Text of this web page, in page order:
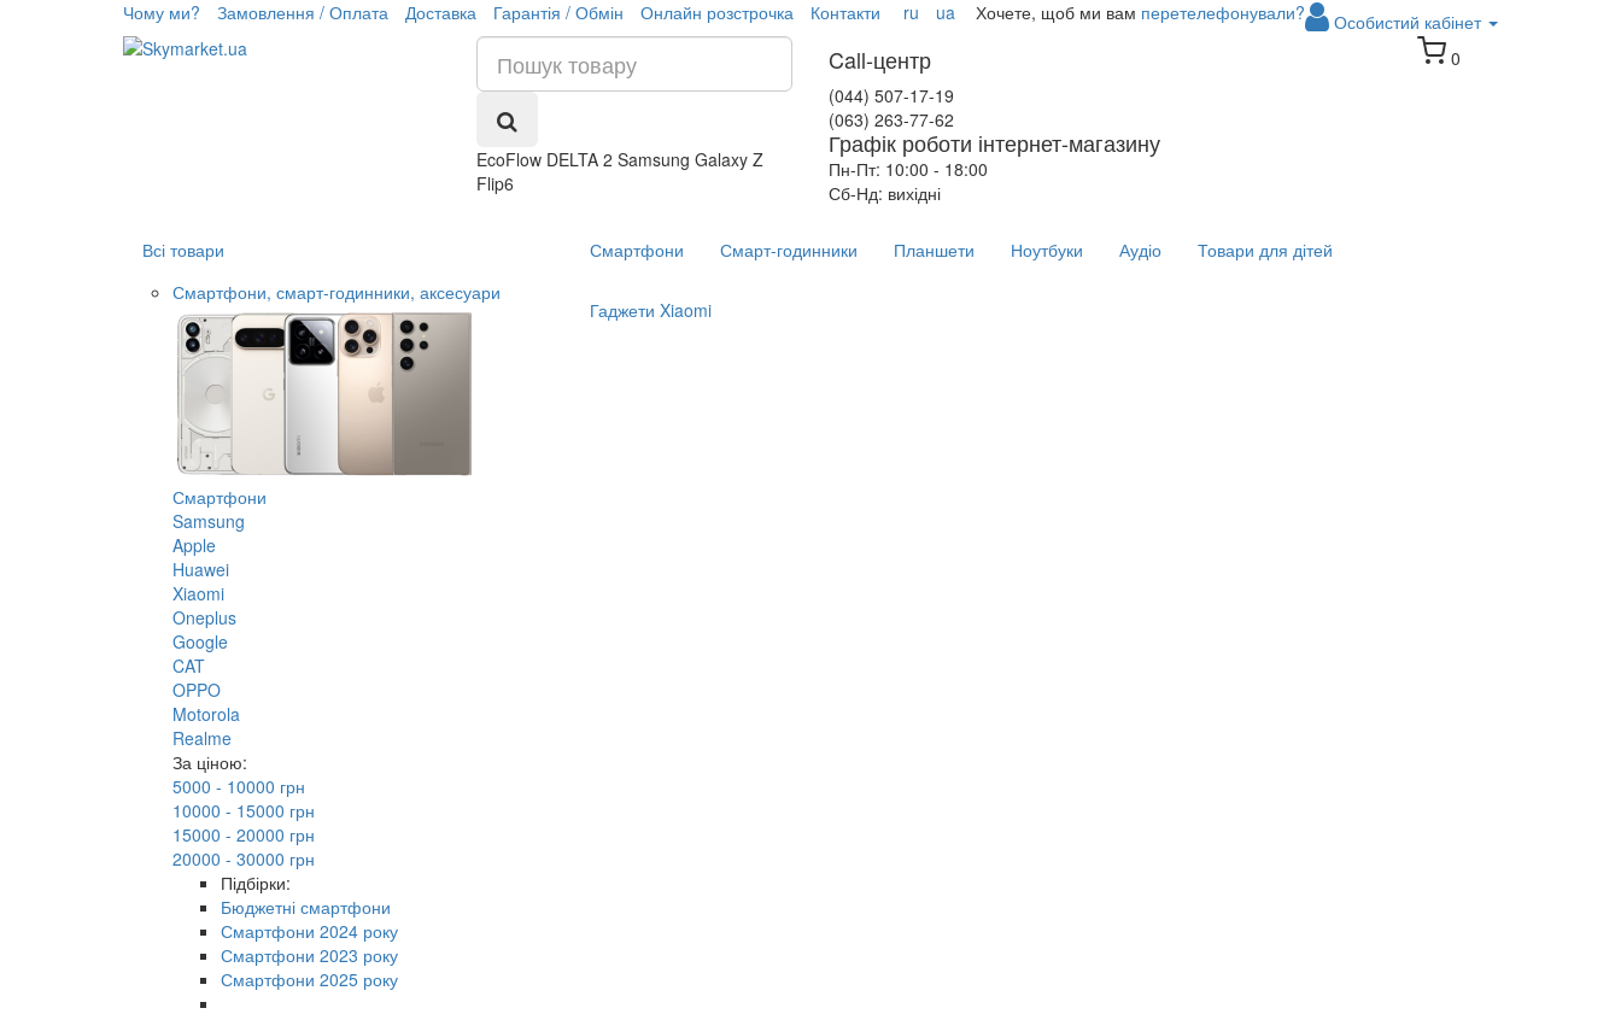
Чому ми? Замовлення / Оплата Доставка Гарантія / Обмін Онлайн розстрочка Контакти ru ua Особистий кабінет
Хочете, щоб ми вам перетелефонували?
EcoFlow DELTA 2 Samsung Galaxy Z
Flip6
Call-центр
(044) 507-17-19
(063) 263-77-62
Графік роботи інтернет-магазину
Пн-Пт: 10:00 - 18:00
Сб-Нд: вихідні
0
Всі товари
Смартфони, смарт-годинники, аксесуари
Смартфони
Samsung
Apple
Huawei
Xiaomi
Oneplus
Google
CAT
OPPO
Motorola
Realme
За ціною:
5000 - 10000 грн
10000 - 15000 грн
15000 - 20000 грн
20000 - 30000 грн
Підбірки:
Бюджетні смартфони
Смартфони 2024 року
Смартфони 2023 року
Смартфони 2025 року
Смартфони Смарт-годинники Планшети Ноутбуки Аудіо Товари для дітей
Гаджети Xiaomi